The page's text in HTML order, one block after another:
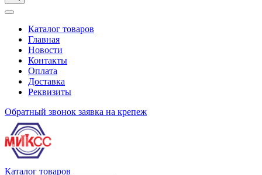
Каталог товаров
Главная
Новости
Контакты
Оплата
Доставка
Реквизиты
Обратный звонок заявка на крепеж
Каталог товаров